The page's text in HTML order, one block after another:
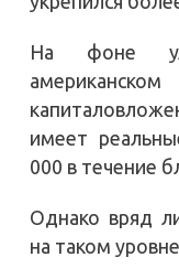
На фоне
имеет
000 в течение
Однако вряд
на таком